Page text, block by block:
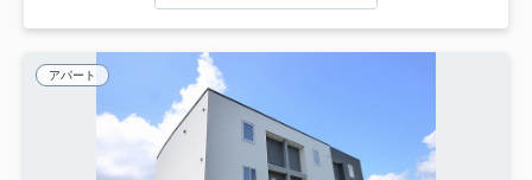
アパート